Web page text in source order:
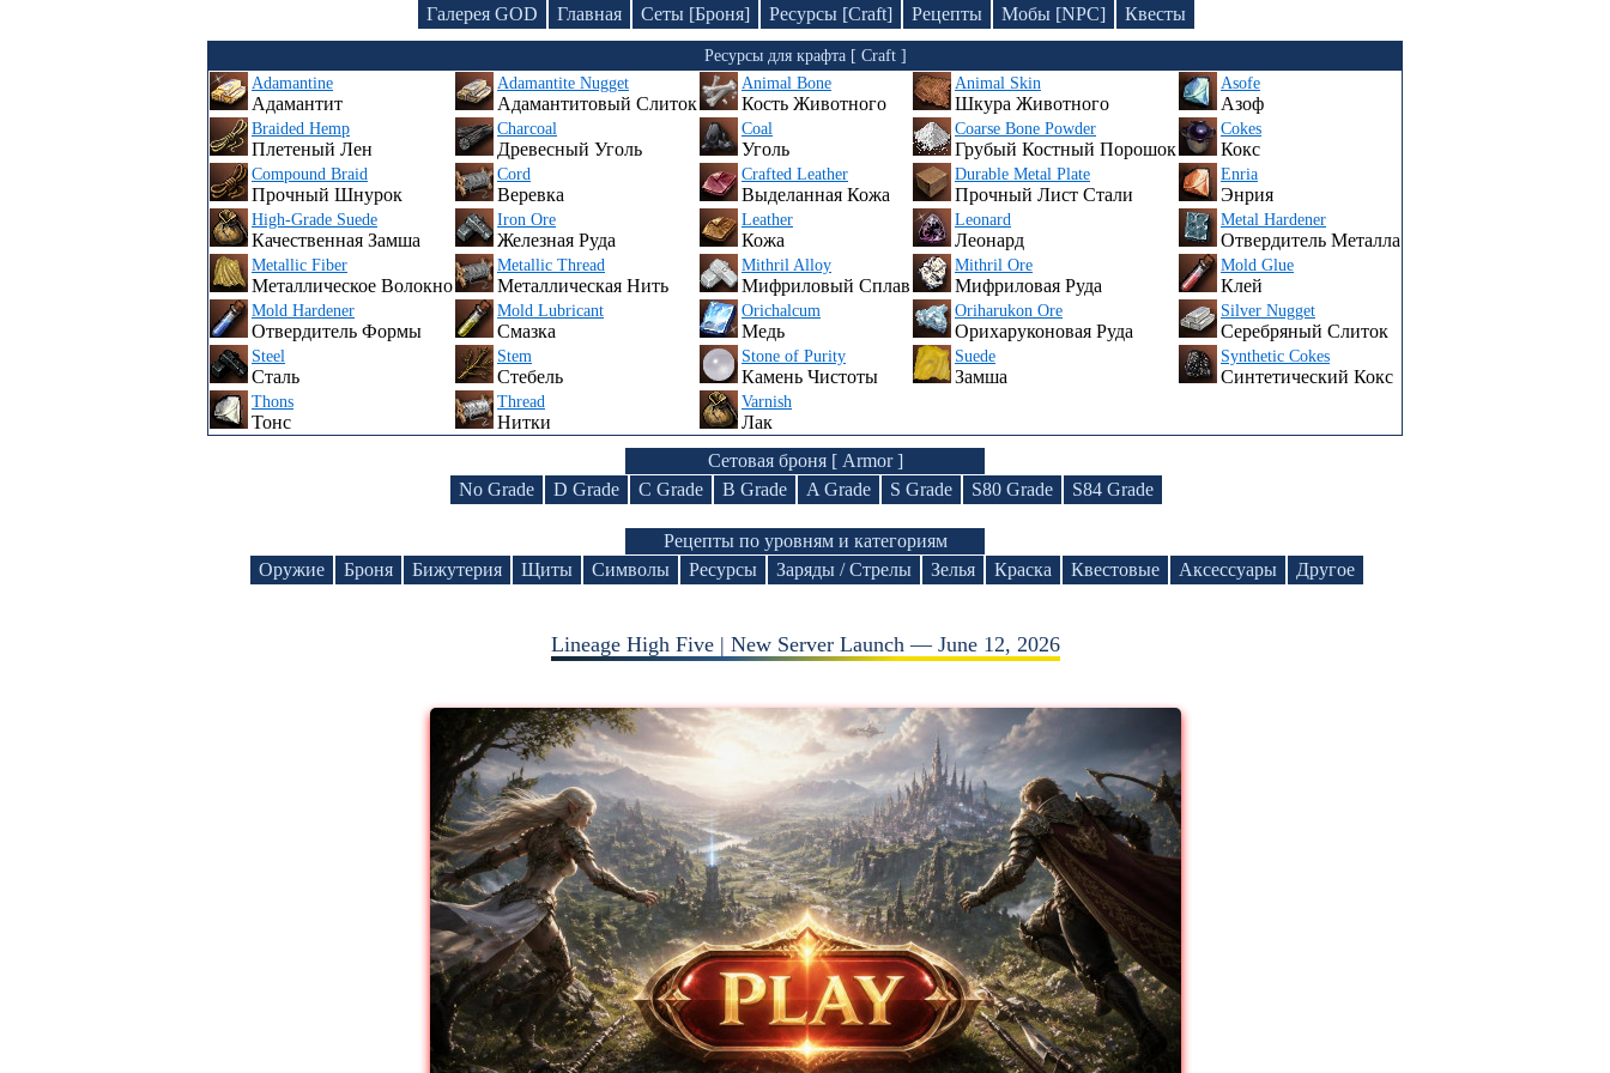
Галерея GOD Главная Сеты [Броня] Ресурсы [Craft] Рецепты Мобы [NPC] Квесты
Ресурсы для крафта [ Craft ]
Adamantine
Адамантит
Adamantite Nugget
Адамантитовый Слиток
Animal Bone
Кость Животного
Animal Skin
Шкура Животного
Asofe
Азоф
Braided Hemp
Плетеный Лен
Charcoal
Древесный Уголь
Coal
Уголь
Coarse Bone Powder
Грубый Костный Порошок
Cokes
Кокс
Compound Braid
Прочный Шнурок
Cord
Веревка
Crafted Leather
Выделанная Кожа
Durable Metal Plate
Прочный Лист Стали
Enria
Энрия
High-Grade Suede
Качественная Замша
Iron Ore
Железная Руда
Leather
Кожа
Leonard
Леонард
Metal Hardener
Отвердитель Металла
Metallic Fiber
Металлическое Волокно
Metallic Thread
Металлическая Нить
Mithril Alloy
Мифриловый Сплав
Mithril Ore
Мифриловая Руда
Mold Glue
Клей
Mold Hardener
Отвердитель Формы
Mold Lubricant
Смазка
Orichalcum
Медь
Oriharukon Ore
Орихаруконовая Руда
Silver Nugget
Серебряный Слиток
Steel
Сталь
Stem
Стебель
Stone of Purity
Камень Чистоты
Suede
Замша
Synthetic Cokes
Синтетический Кокс
Thons
Тонс
Thread
Нитки
Varnish
Лак
Сетовая броня [ Armor ]
No Grade
D Grade C Grade B Grade A Grade S Grade S80 Grade S84 Grade
Рецепты по уровням и категориям
Оружие
Броня Бижутерия Щиты Символы Ресурсы Заряды / Стрелы Зелья Краска Квестовые Аксессуары Другое
Lineage High Five | New Server Launch — June 12, 2026